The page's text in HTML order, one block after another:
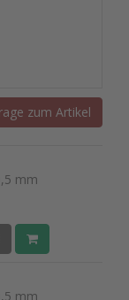
zum Artikel
mm
mm